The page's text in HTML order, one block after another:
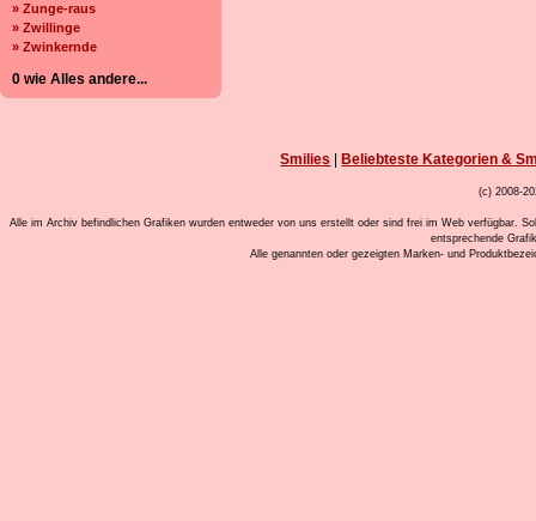
» Zunge-raus
» Zwillinge
» Zwinkernde
0 wie Alles andere...
Smilies Beliebteste Kategorien &
(c) 2008-
Alle im Archiv befindlichen Grafiken wurden entweder von uns erstellt oder sind frei im Web verfügbar.
entsprechende
Alle genannten oder gezeigten Marken- und